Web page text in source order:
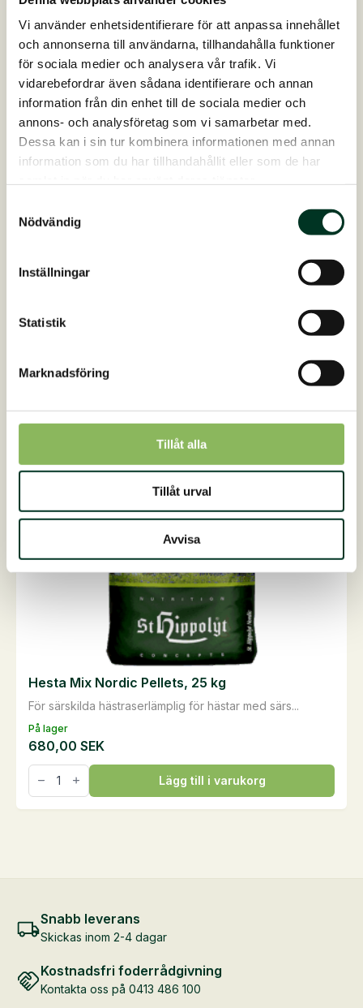
Vi använder enhetsidentifierare för att anpassa innehållet
och annonserna till användarna, tillhandahålla funktioner
för sociala medier och analysera vår trafik. Vi
vidarebefordrar även sådana identifierare och annan
information från din enhet till de sociala medier och
annons- och analysföretag som vi samarbetar med.
Dessa kan i sin tur kombinera informationen med annan
information som du har tillhandahållit eller som de har
Nödvändig
Inställningar
Statistik
Marknadsföring
Tillåt alla
Tillåt urval
Avvisa
För särskilda hästraserlämplig för hästar med särs...
695,00SEK
Nordic
mängd
På lager
För särskilda hästraserlämplig för hästar med särs...
Hesta Mix Nordic Pellets, 25 kg
680,00 SEK
Hesta
Mix
Nordic
Pellets,
Lägg till i varukorg
Snabb leverans
Skickas inom 2-4 dagar
Kostnadsfri foderrådgivning
Kontakta oss på 0413 486 100